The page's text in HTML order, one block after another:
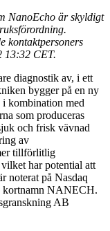
NanoEcho är skyldigt
kontaktpersoners
13:32 CET.
diagnostik av, i ett
bygger på en ny
kombination med
som produceras
och frisk vävnad
av
tillförlitlig
har potential att
noterat på Nasdaq
kortnamn NANECH.
AB